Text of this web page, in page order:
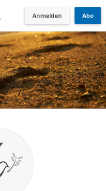
Anmelden Abo